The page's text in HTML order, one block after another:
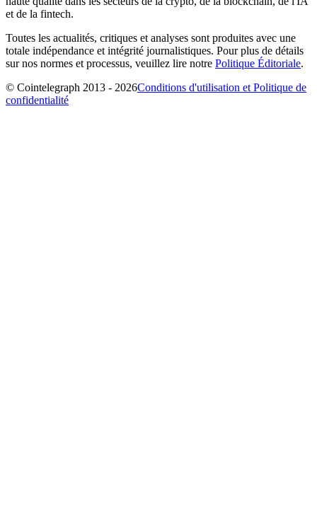
et de la fintech.
Toutes les actualités, critiques et analyses sont produites avec une
totale indépendance et intégrité journalistiques. Pour plus de détails
sur nos normes et processus, veuillez lire notre Politique Éditoriale.
© Cointelegraph 2013 - 2026Conditions d'utilisation et Politique de
confidentialité